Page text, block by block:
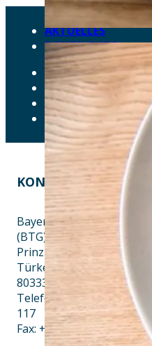
AKTUELLES
DOWNLOADS
DATENSCHUTZ
IMPRESSUM
LEICHTE SPRACHE
ERKLÄRUNG ZUR
KONTAKT
Bayern Tourist Gmbh
(BTG)
Prinz-Ludwig-Palais
Türkenstraße 7
80333 München
Telefon: +49 89 28760-
117
Fax: +49 89 28760-121